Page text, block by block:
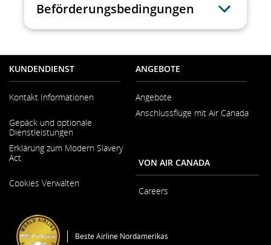
Beförderungsbedingungen
KUNDENDIENST
Kontakt Informationen
in
neuem
Fenster
geöffnet
Gepäck und optionale
Dienstleistungen
Erklärung zum Modern Slavery
Act
in
geöffnet
Cookies Verwalten
ANGEBOTE
Angebote
Anschlussflüge mit Air Canada
VON AIR CANADA
Careers
Fenster
Beste Airline Nordamerikas